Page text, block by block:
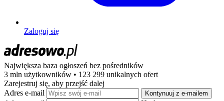
Zaloguj się
Największa baza ogłoszeń bez pośredników
3 mln użytkowników • 123 299 unikalnych ofert
Zarejestruj się, aby przejść dalej
Adres e-mail
Kontynuuj z e-mailem